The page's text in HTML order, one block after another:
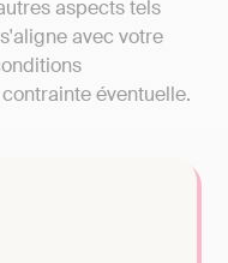
aspects tels
avec votre
éventuelle.